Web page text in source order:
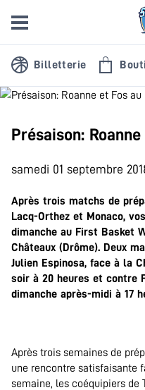
Billetterie
Présaison:
samedi 01 septembre
Après trois matchs de
Lacq-Orthez et Monaco,
dimanche au First Basket
Châteaux (Drôme). Deux
Julien Espinosa, face à la
soir à 20 heures et contre
dimanche après-midi à 17
Après trois semaines de
une rencontre satisfaisante
semaine, les coéquipiers de